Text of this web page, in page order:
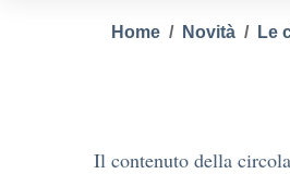
Home Novità Le
Il contenuto della